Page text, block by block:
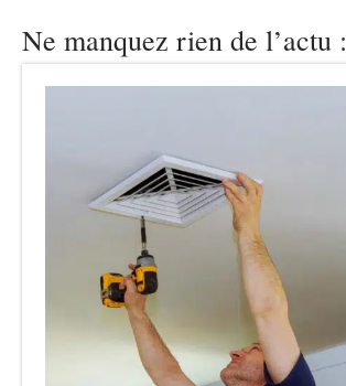
Ne manquez rien de l’actu :